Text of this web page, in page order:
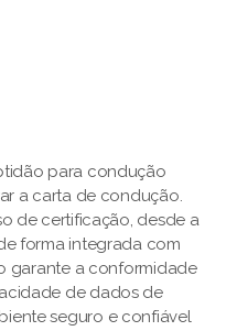
para condução
a carta de condução.
de certificação, desde a
forma integrada com
garante a conformidade
de dados de
seguro e confiável